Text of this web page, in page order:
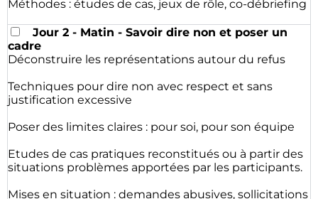
Méthodes : études de cas, jeux de rôle, co-débriefing
Jour 2 - Matin - Savoir dire non et poser un
cadre
Déconstruire les représentations autour du refus
Techniques pour dire non avec respect et sans
justification excessive
Poser des limites claires : pour soi, pour son équipe
Etudes de cas pratiques reconstitués ou à partir des
situations problèmes apportées par les participants.
Mises en situation : demandes abusives, sollicitations